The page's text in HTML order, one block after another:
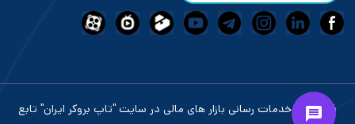
فعالیت و خدمات رسانی بازار های مالی در سایت "تاپ بروکر ایران" تابع